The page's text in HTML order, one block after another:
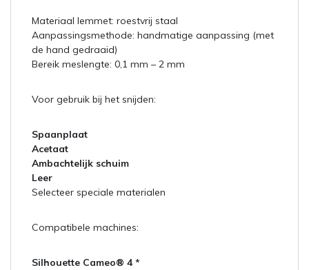
Materiaal lemmet: roestvrij staal
Aanpassingsmethode: handmatige aanpassing (met
de hand gedraaid)
Bereik meslengte: 0,1 mm – 2 mm
Voor gebruik bij het snijden:
Spaanplaat
Acetaat
Ambachtelijk schuim
Leer
Selecteer speciale materialen
Compatibele machines:
Silhouette Cameo® 4 *